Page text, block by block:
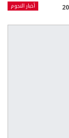
أخبار النجوم